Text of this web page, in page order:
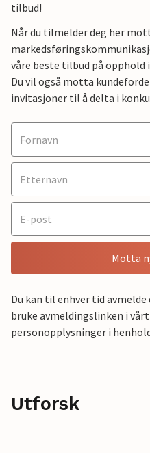
tilbud!
Når du tilmelder deg her
våre beste tilbud på
Du vil også motta
invitasjoner til å delta i
Motta
Du kan til enhver tid
bruke avmeldingslinken i
personopplysninger i
Utforsk